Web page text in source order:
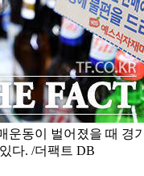
운동이 벌어졌을 때 경
다. /더팩트 DB